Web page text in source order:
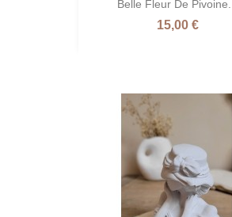
Belle Fleur De Pivoine...
Prix
15,00 €